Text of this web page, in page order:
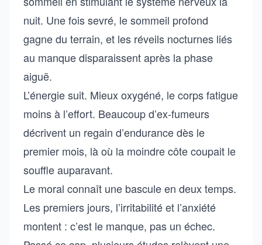
nuit. Une fois sevré, le sommeil profond
gagne du terrain, et les réveils nocturnes liés
au manque disparaissent après la phase
aiguë.
L’énergie suit. Mieux oxygéné, le corps fatigue
moins à l’effort. Beaucoup d’ex-fumeurs
décrivent un regain d’endurance dès le
premier mois, là où la moindre côte coupait le
souffle auparavant.
Le moral connaît une bascule en deux temps.
Les premiers jours, l’irritabilité et l’anxiété
montent : c’est le manque, pas un échec.